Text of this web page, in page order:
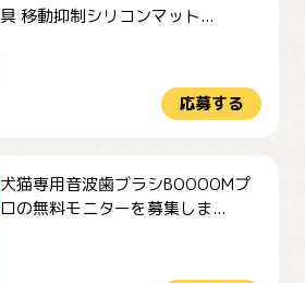
具 移動抑制シリコンマット...
応募する
犬猫専用音波歯ブラシBOOOOMプ
ロの無料モニターを募集しま...